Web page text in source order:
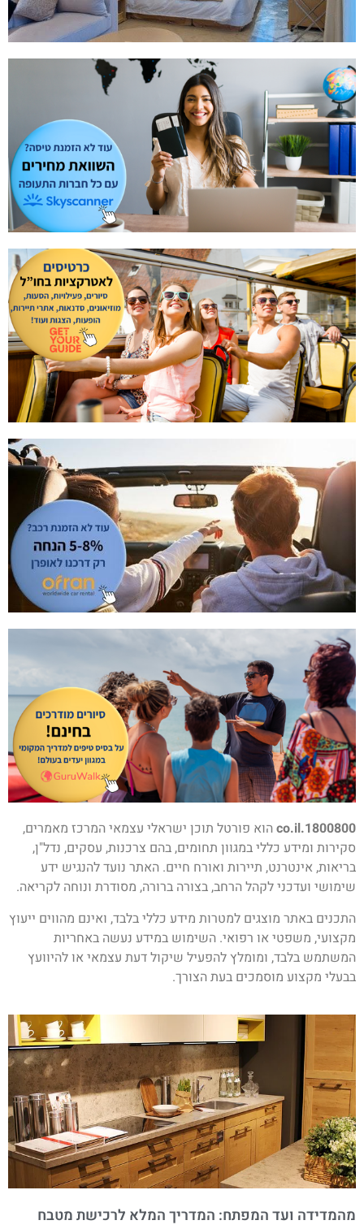
1800800.co.il
הוא פורטל תוכן ישראלי עצמאי המרכז מאמרים,
סקירות ומידע כללי במגוון תחומים, בהם צרכנות, עסקים, נדל"ן,
בריאות, אינטרנט, תיירות ואורח חיים. האתר נועד להנגיש ידע
שימושי ועדכני לקהל הרחב, בצורה ברורה, מסודרת ונוחה לקריאה.
התכנים באתר מוצגים למטרות מידע כללי בלבד, ואינם מהווים ייעוץ
מקצועי, משפטי או רפואי. השימוש במידע נעשה באחריות
המשתמש בלבד, ומומלץ להפעיל שיקול דעת עצמאי או להיוועץ
בבעלי מקצוע מוסמכים בעת הצורך.
מהמדידה ועד המפתח: המדריך המלא לרכישת מטבח